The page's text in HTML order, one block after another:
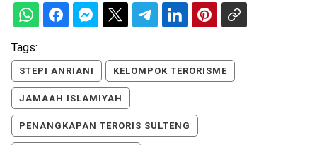
Tags:
STEPI ANRIANI KELOMPOK TERORISME
JAMAAH ISLAMIYAH
PENANGKAPAN TERORIS SULTENG